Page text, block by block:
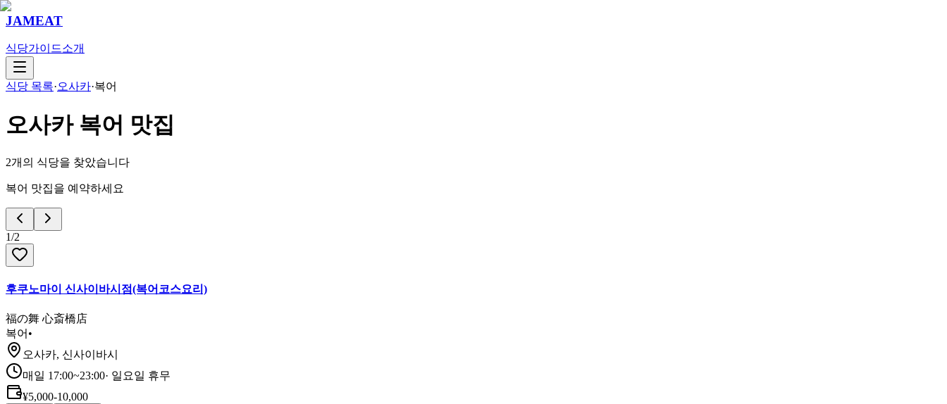
JAMEAT
식당가이드소개
식당 목록·오사카·복어
오사카 복어 맛집
2개의 식당을 찾았습니다
복어 맛집을 예약하세요
1/2
후쿠노마이 신사이바시점(복어코스요리)
福の舞 心斎橋店
복어 •
오사카, 신사이바시
매일 17:00~23:00· 일요일 휴무
¥5,000-10,000